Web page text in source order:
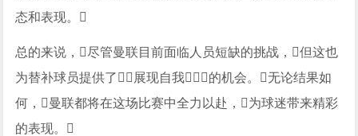
态和表现。
总的来说，尽管曼联目前面临人员短缺的挑战，但这也
为替补球员提供了展现自我的机会。无论结果如
何，曼联都将在这场比赛中全力以赴，为球迷带来精彩
的表现。